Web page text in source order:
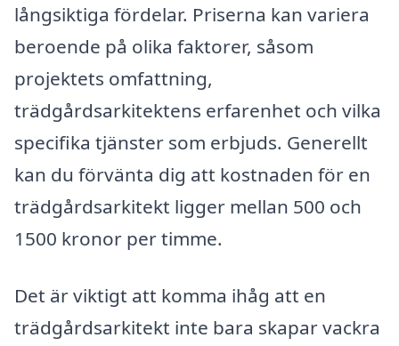
långsiktiga fördelar. Priserna kan variera
beroende på olika faktorer, såsom
projektets omfattning,
trädgårdsarkitektens erfarenhet och vilka
specifika tjänster som erbjuds. Generellt
kan du förvänta dig att kostnaden för en
trädgårdsarkitekt ligger mellan 500 och
1500 kronor per timme.
Det är viktigt att komma ihåg att en
trädgårdsarkitekt inte bara skapar vackra